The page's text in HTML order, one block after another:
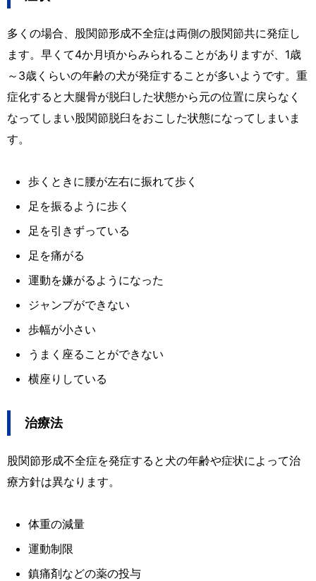
多くの場合、股関節形成不全症は両側の股関節共に発症し
ます。早くて4か月頃からみられることがありますが、1歳
～3歳くらいの年齢の犬が発症することが多いようです。重
症化すると大腿骨が脱臼した状態から元の位置に戻らなく
なってしまい股関節脱臼をおこした状態になってしまいま
す。
歩くときに腰が左右に振れて歩く
足を振るように歩く
足を引きずっている
足を痛がる
運動を嫌がるようになった
ジャンプができない
歩幅が小さい
うまく座ることができない
横座りしている
治療法
股関節形成不全症を発症すると犬の年齢や症状によって治
療方針は異なります。
体重の減量
運動制限
鎮痛剤などの薬の投与